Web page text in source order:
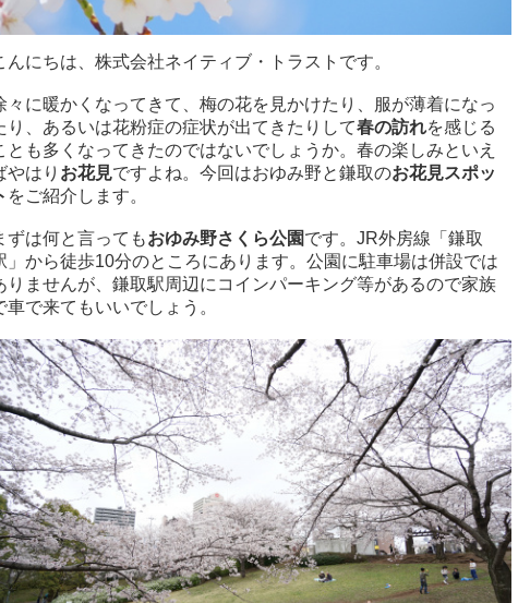
んにちは、株式会社ネイティブ・トラストです。
々に暖かくなってきて、梅の花を見かけたり、服が薄着になっ
り、あるいは花粉症の症状が出てきたりして春の訪れを感じる
とも多くなってきたのではないでしょうか。春の楽しみといえ
やはり お花見ですよね。今回はおゆみ野と鎌取のお花見スポッ
をご紹介します。
ずは何と言ってもおゆみ野さくら公園です。JR外房線「鎌取
」から徒歩10分のところにあります。公園に駐車場は併設では
りませんが、鎌取駅周辺にコインパーキング等があるので家族
車で来てもいいでしょう。